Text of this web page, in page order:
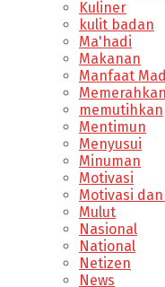
Kuliner
kulit badan
Ma'hadi
Makanan
Manfaat
memutihkan
Mentimun
Menyusui
Minuman
Motivasi
Motivasi
Mulut
Nasional
National
Netizen
News